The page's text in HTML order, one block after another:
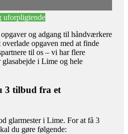
uforpligtende
og adgang til håndværkere
opgaven med at finde
til os – vi har flere
i Lime og hele
3 tilbud fra et
glarmester i Lime. For at få 3
du gøre følgende: